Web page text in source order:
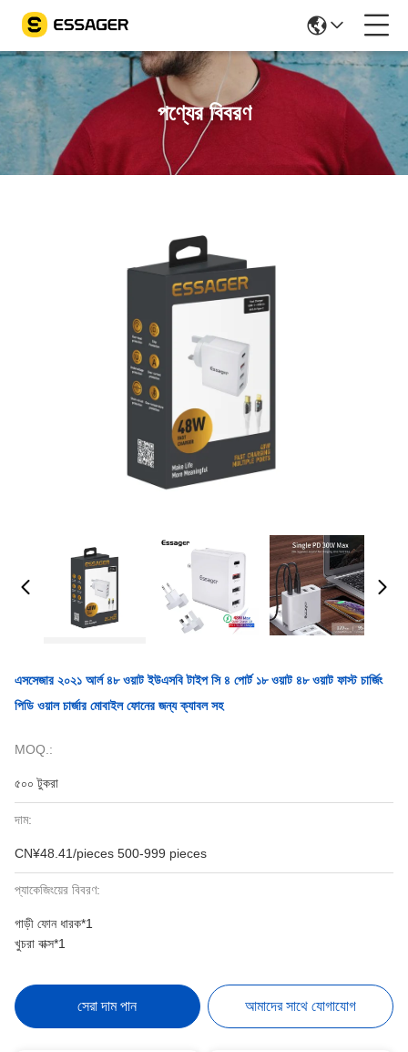
পণ্যের বিবরণ
এসসেজার ২০২১ আর্ল ৪৮ ওয়াট ইউএসবি টাইপ সি ৪ পোর্ট ১৮ ওয়াট ৪৮ ওয়াট ফাস্ট চার্জিং
পিডি ওয়াল চার্জার মোবাইল ফোনের জন্য ক্যাবল সহ
MOQ.:
৫০০ টুকরা
দাম:
CN¥48.41/pieces 500-999 pieces
প্যাকেজিংয়ের বিবরণ:
গাড়ী ফোন ধারক*1
খুচরা বাক্স*1
সেরা দাম পান আমাদের সাথে যোগাযোগ